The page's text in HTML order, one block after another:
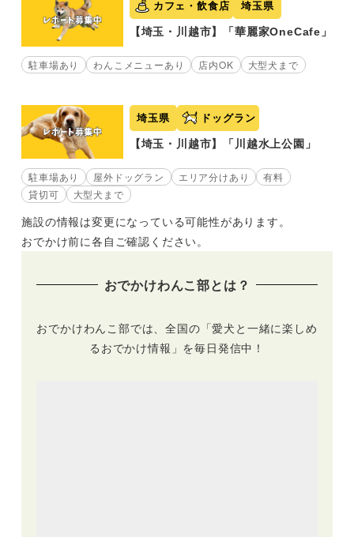
カフェ・飲食店 埼玉県
【埼玉・川越市】「華麗家OneCafe」
駐車場あり わんこメニューあり 店内OK 大型犬まで
埼玉県 ドッグラン
【埼玉・川越市】「川越水上公園」
駐車場あり 屋外ドッグラン エリア分けあり
有料
貸切可
大型犬まで
施設の情報は変更になっている可能性があります。
おでかけ前に各自ご確認ください。
おでかけわんこ部とは？
おでかけわんこ部では、全国の「愛犬と一緒に楽しめ
るおでかけ情報」を毎日発信中！